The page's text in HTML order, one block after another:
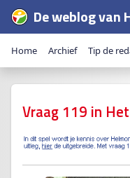
De weblog van
Home Archief Tip de
Vraag 119 in